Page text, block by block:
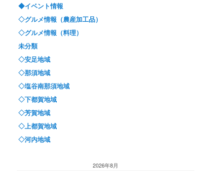
◆イベント情報
◇グルメ情報（農産加工品）
◇グルメ情報（料理）
未分類
◇安足地域
◇那須地域
◇塩谷南那須地域
◇下都賀地域
◇芳賀地域
◇上都賀地域
◇河内地域
2026年8月